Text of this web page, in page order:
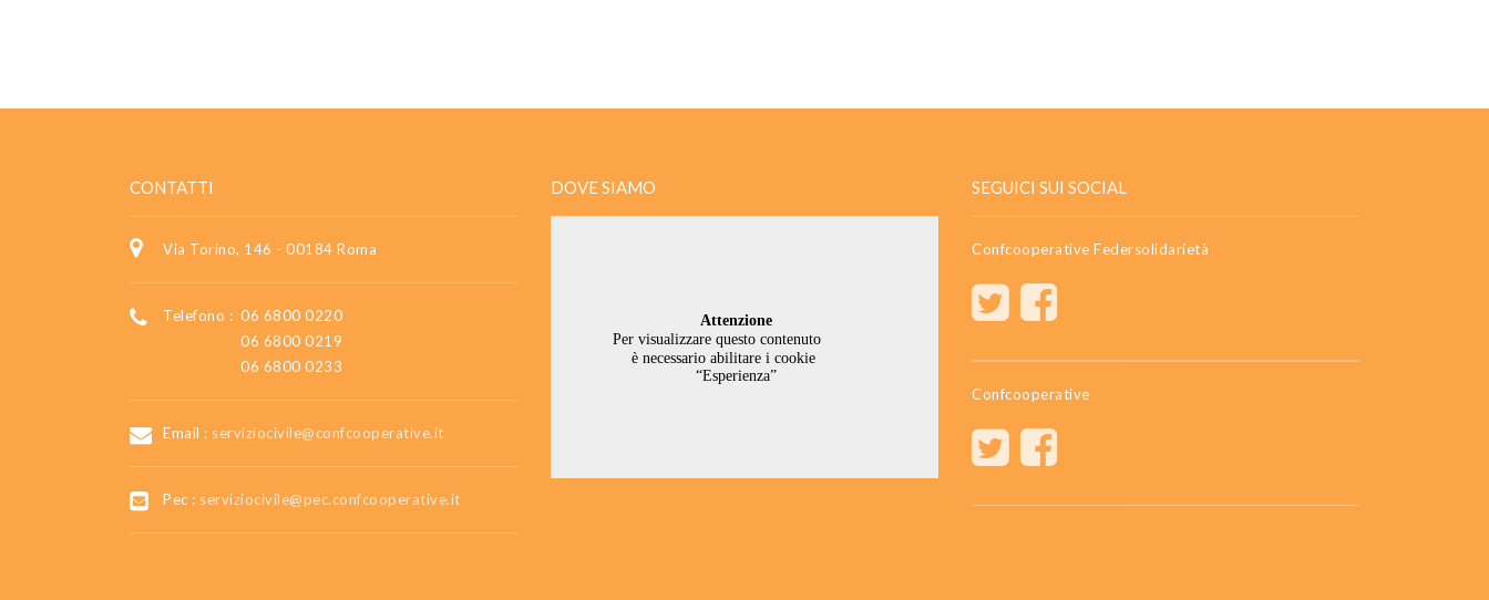
CONTATTI
Via Torino, 146 - 00184 Roma
Telefono : 06 6800 0220
06 6800 0219
06 6800 0233
Email : serviziocivile@confcooperative.it
Pec : serviziocivile@pec.confcooperative.it
DOVE SIAMO SEGUICI SUI SOCIAL
Confcooperative Federsolidarietà
Confcooperative